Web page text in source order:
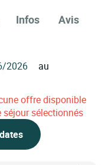
Infos Avis
au
offre disponible
séjour sélectionnés